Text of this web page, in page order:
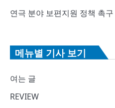
연극 분야 보편지원 정책 촉구
메뉴별 기사 보기
여는 글
REVIEW